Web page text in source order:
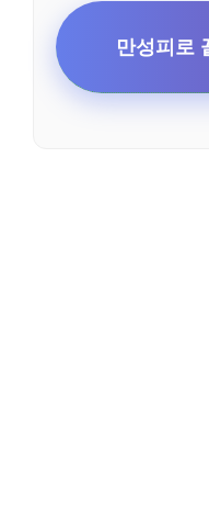
만성피로